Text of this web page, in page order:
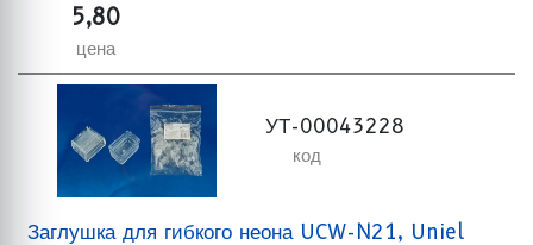
5,80
цена
УТ-00043228
код
Заглушка для гибкого неона UCW-N21, Uniel